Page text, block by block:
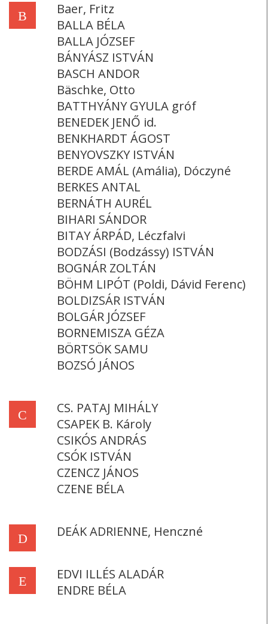
B
Baer, Fritz
BALLA BÉLA
BALLA JÓZSEF
BÁNYÁSZ ISTVÁN
BASCH ANDOR
Bäschke, Otto
BATTHYÁNY GYULA gróf
BENEDEK JENŐ id.
BENKHARDT ÁGOST
BENYOVSZKY ISTVÁN
BERDE AMÁL (Amália), Dóczyné
BERKES ANTAL
BERNÁTH AURÉL
BIHARI SÁNDOR
BITAY ÁRPÁD, Léczfalvi
BODZÁSI (Bodzássy) ISTVÁN
BOGNÁR ZOLTÁN
BÖHM LIPÓT (Poldi, Dávid Ferenc)
BOLDIZSÁR ISTVÁN
BOLGÁR JÓZSEF
BORNEMISZA GÉZA
BÖRTSÖK SAMU
BOZSÓ JÁNOS
C
CS. PATAJ MIHÁLY
CSAPEK B. Károly
CSIKÓS ANDRÁS
CSÓK ISTVÁN
CZENCZ JÁNOS
CZENE BÉLA
D DEÁK ADRIENNE, Henczné
E
EDVI ILLÉS ALADÁR
ENDRE BÉLA